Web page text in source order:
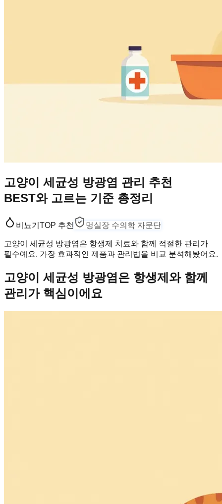
고양이 세균성 방광염 관리 추천
BEST와 고르는 기준 총정리
비뇨기 TOP 추천 멍실장 수의학 자문단
고양이 세균성 방광염은 항생제 치료와 함께 적절한 관리가
필수예요. 가장 효과적인 제품과 관리법을 비교 분석해봤어요.
고양이 세균성 방광염은 항생제와 함께
관리가 핵심이에요